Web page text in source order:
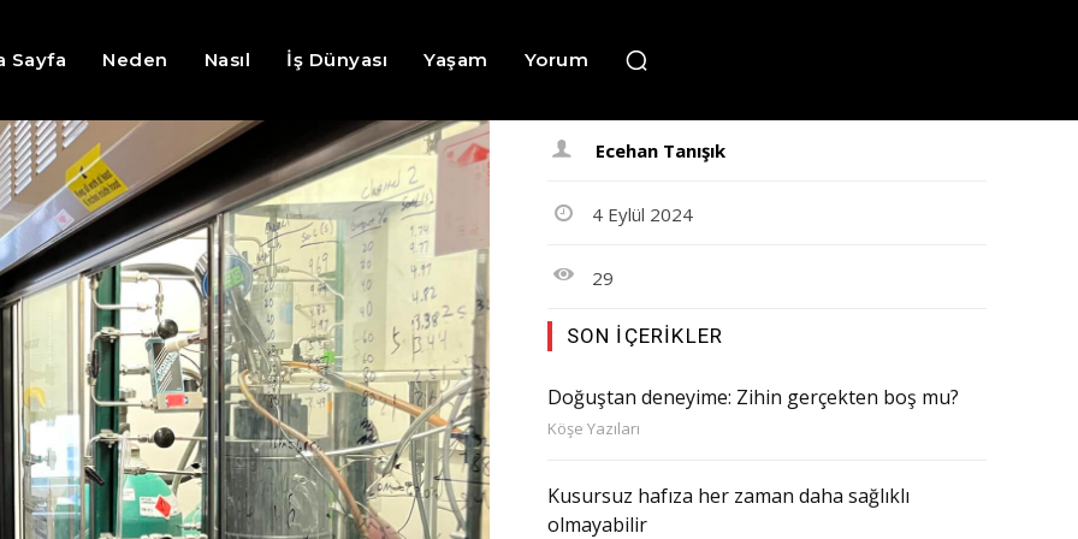
Sayfa Neden Nasıl İş Dünyası Yaşam Yorum
Ecehan Tanışık
4 Eylül 2024
29
SON İÇERIKLER
Doğuştan deneyime: Zihin gerçekten boş mu?
Köşe Yazıları
Kusursuz hafıza her zaman daha sağlıklı
olmayabilir